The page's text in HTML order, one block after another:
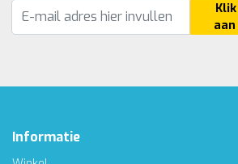
Informatie